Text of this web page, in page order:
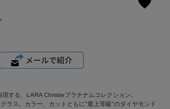
する、LARA Christieプラチナムコレクション。
ラス。カラー、カットともに"最上等級"のダイヤモンド